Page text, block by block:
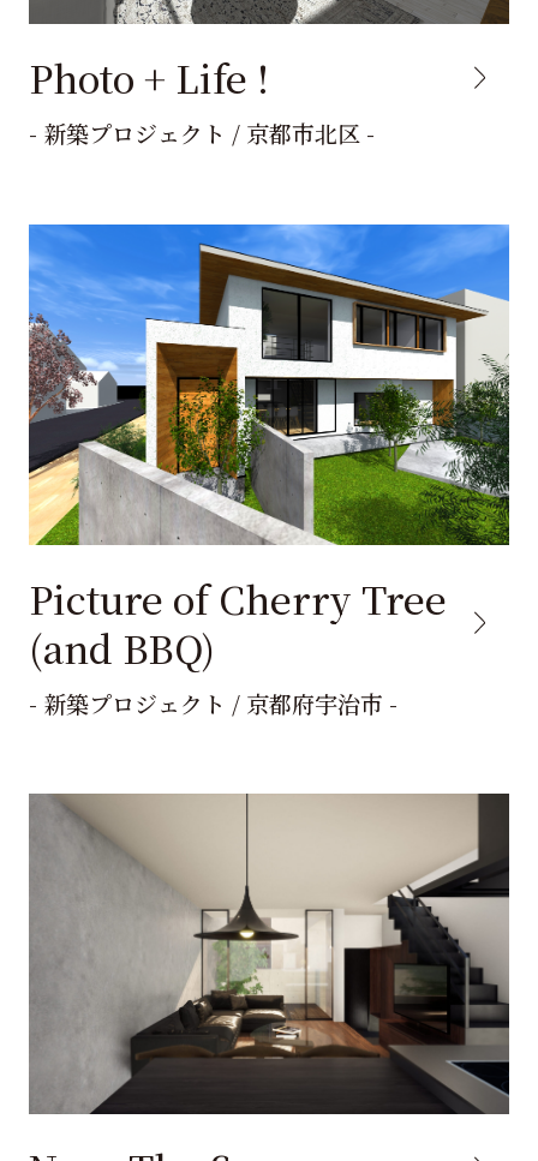
Photo + Life !
- 新築プロジェクト / 京都市北区 -
Picture of Cherry Tree
(and BBQ)
- 新築プロジェクト / 京都府宇治市 -